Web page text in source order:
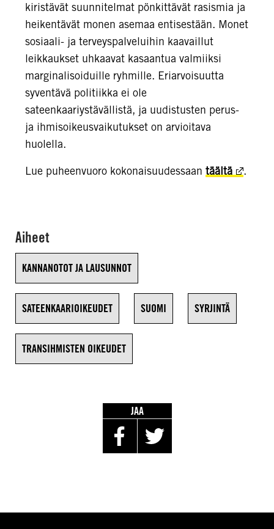
kiristävät suunnitelmat pönkittävät rasismia ja
heikentävät monen asemaa entisestään. Monet
sosiaali- ja terveyspalveluihin kaavaillut
leikkaukset uhkaavat kasaantua valmiiksi
marginalisoiduille ryhmille. Eriarvoisuutta
syventävä politiikka ei ole
sateenkaariystävällistä, ja uudistusten perus-
ja ihmisoikeusvaikutukset on arvioitava
huolella.
Lue puheenvuoro kokonaisuudessaan täältä .
Aiheet
KANNANOTOT JA LAUSUNNOT
SATEENKAARIOIKEUDET SUOMI SYRJINTÄ
TRANSIHMISTEN OIKEUDET
JAA